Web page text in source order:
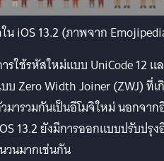
น iOS 13.2 (ภาพจาก
รใช้รหัสใหม่แบบ UniCode 12 แ
บ Zero Width Joiner (ZWJ) ที่เ
มารวมกันเป็นอีโมจิใหม่ นอกจาก
13.2 ยังมีการออกแบบปรับปรุง
นมากเช่นกัน